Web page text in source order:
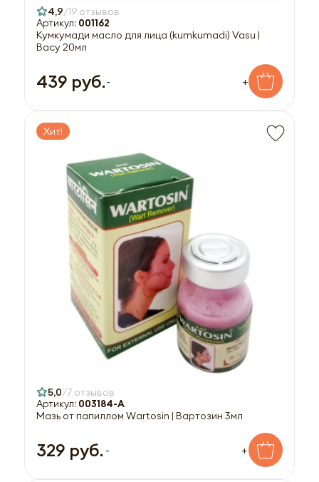
4,9 19 отзывов
Артикул: 001162
Кумкумади масло для лица (kumkumadi) Vasu |
Васу 20мл
439 руб.- +
Хит!
5,0 7 отзывов
Артикул: 003184-A
Мазь от папиллом Wartosin | Вартозин 3мл
329 руб. - +